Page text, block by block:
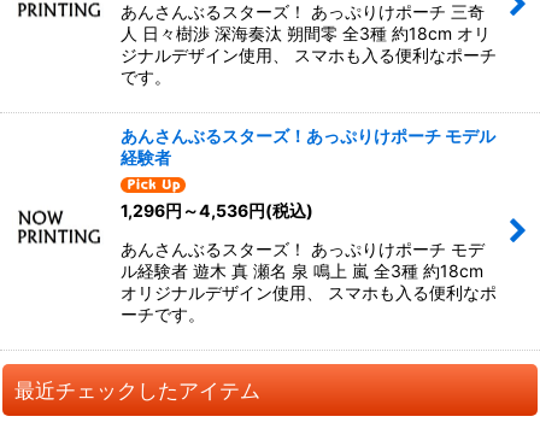
あんさんぶるスターズ！ あっぷりけポーチ 三奇
人 日々樹渉 深海奏汰 朔間零 全3種 約18cm オリ
ジナルデザイン使用、 スマホも入る便利なポーチ
です。
あんさんぶるスターズ！あっぷりけポーチ モデル
経験者
1,296円 ～4,536円(税込)
あんさんぶるスターズ！ あっぷりけポーチ モデ
ル経験者 遊木 真 瀬名 泉 鳴上 嵐 全3種 約18cm
オリジナルデザイン使用、 スマホも入る便利なポ
ーチです。
最近チェックしたアイテム